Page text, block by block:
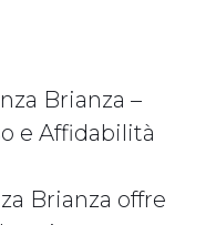
Brianza –
e Affidabilità
Brianza offre